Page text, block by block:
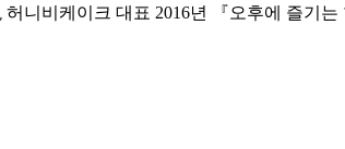
니비케이크 대표 2016년 『오후에 즐기